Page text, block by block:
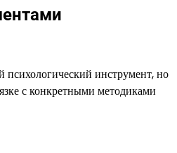
инструмент, но
с конкретными методиками